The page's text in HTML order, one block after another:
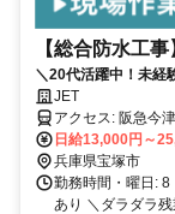
【総合防水工
＼20代活躍中！未経
中◎防水・内装・外
JET
アクセス:
日給13,000円～
兵庫県宝塚市
勤務時間・曜日:
あり ＼ダラダラ